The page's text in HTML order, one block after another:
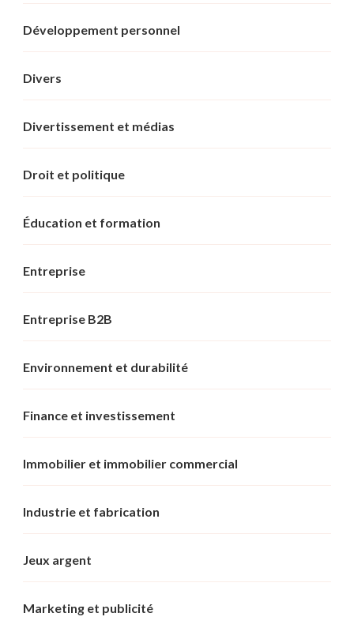
Développement personnel
Divers
Divertissement et médias
Droit et politique
Éducation et formation
Entreprise
Entreprise B2B
Environnement et durabilité
Finance et investissement
Immobilier et immobilier commercial
Industrie et fabrication
Jeux argent
Marketing et publicité